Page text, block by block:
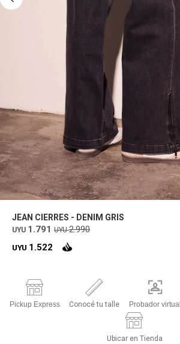
JEAN CIERRES - DENIM GRIS
UYU 1.791 UYU 2.990
UYU 1.522
Pickup Express Conocé tu talle Probador virtual
Ubicar en Tienda